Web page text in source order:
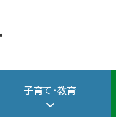
子育て・教育